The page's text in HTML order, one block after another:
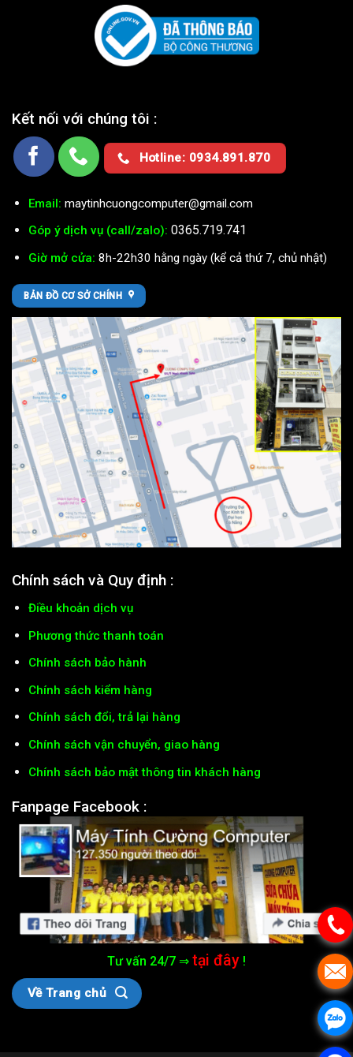
Kết nối với chúng tôi :
Hotline: 0934.891.870
Email: maytinhcuongcomputer@gmail.com
Góp ý dịch vụ (call/zalo): 0365.719.741
Giờ mở cửa: 8h-22h30 hằng ngày (kể cả thứ 7, chủ nhật)
BẢN ĐỒ CƠ SỞ CHÍNH
Chính sách và Quy định :
Điều khoản dịch vụ
Phương thức thanh toán
Chính sách bảo hành
Chính sách kiểm hàng
Chính sách đổi, trả lại hàng
Chính sách vận chuyển, giao hàng
Chính sách bảo mật thông tin khách hàng
Fanpage Facebook :
Tư vấn 24/7 ⇒ tại đây !
Về Trang chủ